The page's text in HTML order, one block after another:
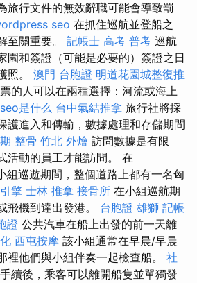
旅行文件的無效辭職可能會導致罰
seo 在抓住巡航並登船之
至關重要。 記帳士 高考 普考 巡航
園和簽證（可能是必要的）簽證之日
照。 澳門 台胞證 明道花園城整復推
的人可以在兩種選擇：河流或海上
seo是什么 台中氣結推拿 旅行社將採
護進入和傳輸，數據處理和存儲期間
整骨 竹北 外燴 訪問數據是有限
活動的員工才能訪問。 在
組巡遊期間，整個道路上都有一名匈
擎 士林 推拿 接骨所 在小組巡航期
飛機到達出發港。 台胞證 雄獅 記帳
證 公共汽車在船上出發的前一天離
西屯按摩 該小組通常在早晨/早晨
裡他們與小組伴奏一起檢查船。 社
續後，乘客可以離開船隻並單獨發